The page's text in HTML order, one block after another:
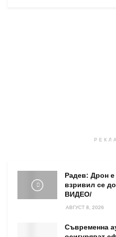
Радев: Дрон
взривил се
ВИДЕО/
АВГУСТ 8, 2026
Съвременна